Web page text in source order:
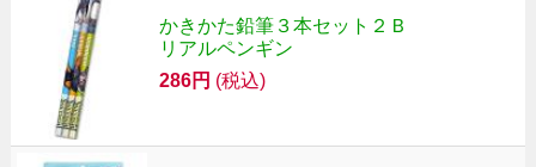
かきかた鉛筆３本セット２Ｂ
リアルペンギン
286円 (税込)